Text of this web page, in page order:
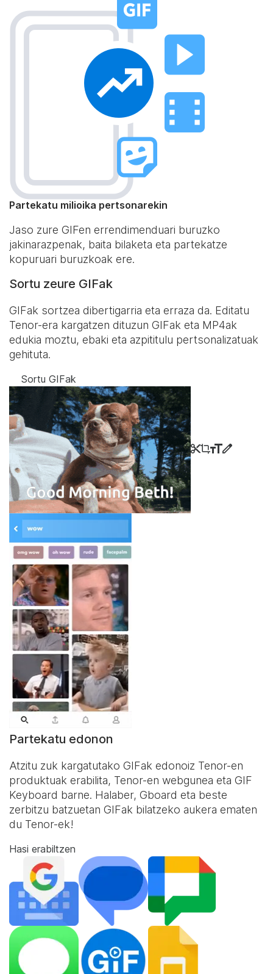
Partekatu milioika pertsonarekin
Jaso zure GIFen errendimenduari buruzko
jakinarazpenak, baita bilaketa eta partekatze
kopuruari buruzkoak ere.
Sortu zeure GIFak
GIFak sortzea dibertigarria eta erraza da. Editatu
Tenor-era kargatzen dituzun GIFak eta MP4ak
edukia moztu, ebaki eta azpititulu pertsonalizatuak
gehituta.
Sortu GIFak
Partekatu edonon
Atzitu zuk kargatutako GIFak edonoiz Tenor-en
produktuak erabilita, Tenor-en webgunea eta GIF
Keyboard barne. Halaber, Gboard eta beste
zerbitzu batzuetan GIFak bilatzeko aukera ematen
du Tenor-ek!
Hasi erabiltzen